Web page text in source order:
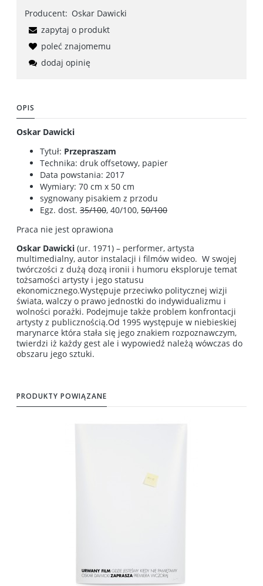
Producent: Oskar Dawicki
zapytaj o produkt
poleć znajomemu
dodaj opinię
OPIS
Oskar Dawicki
Tytuł: Przepraszam
Technika: druk offsetowy, papier
Data powstania: 2017
Wymiary: 70 cm x 50 cm
sygnowany pisakiem z przodu
Egz. dost. 35/100, 40/100, 50/100
Praca nie jest oprawiona
Oskar Dawicki (ur. 1971) – performer, artysta
multimedialny, autor instalacji i filmów wideo. W swojej
twórczości z dużą dozą ironii i humoru eksploruje temat
tożsamości artysty i jego statusu
ekonomicznego.Występuje przeciwko politycznej wizji
świata, walczy o prawo jednostki do indywidualizmu i
wolności porażki. Podejmuje także problem konfrontacji
artysty z publicznością.Od 1995 występuje w niebieskiej
marynarce która stała się jego znakiem rozpoznawczym,
twierdzi iż każdy gest ale i wypowiedź należą wówczas do
obszaru jego sztuki.
PRODUKTY POWIĄZANE